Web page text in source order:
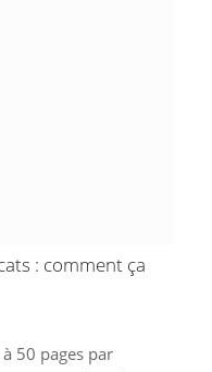
: comment ça
50 pages par